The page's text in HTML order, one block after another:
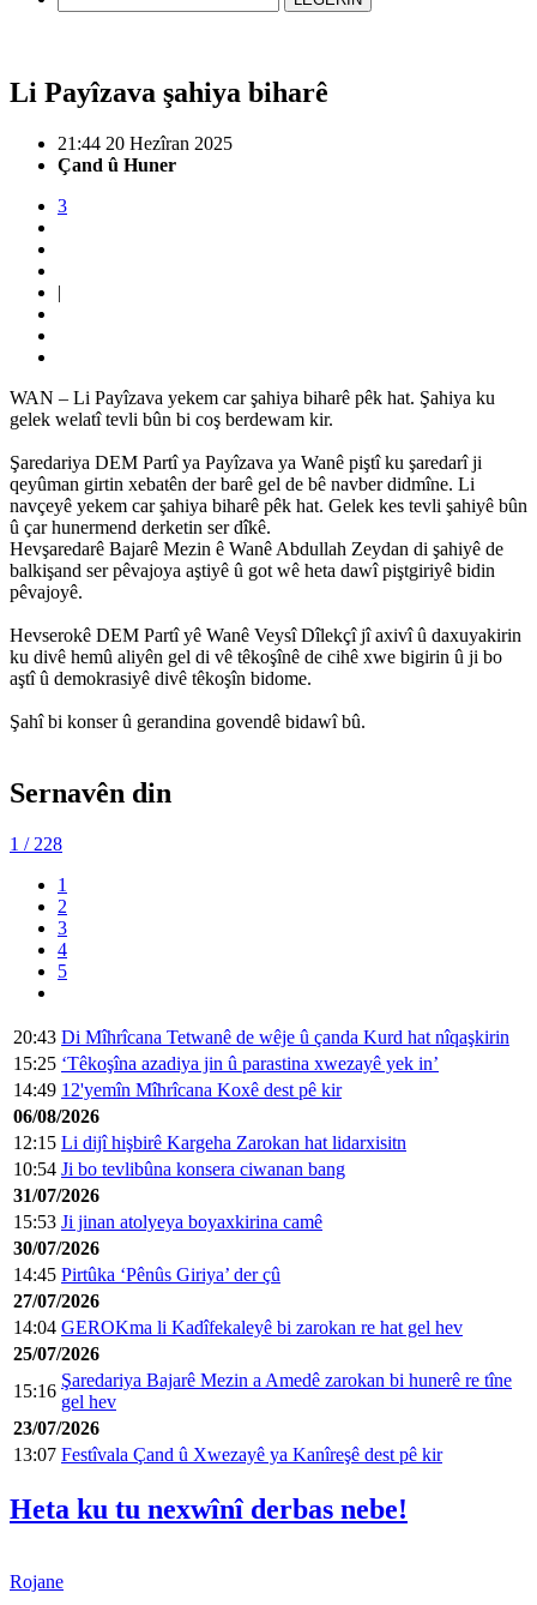
Li Payîzava şahiya biharê
21:44 20 Hezîran 2025
Çand û Huner
3
|
WAN – Li Payîzava yekem car şahiya biharê pêk hat. Şahiya ku
gelek welatî tevli bûn bi coş berdewam kir.
Şaredariya DEM Partî ya Payîzava ya Wanê piştî ku şaredarî ji
qeyûman girtin xebatên der barê gel de bê navber didmîne. Li
navçeyê yekem car şahiya biharê pêk hat. Gelek kes tevli şahiyê bûn
û çar hunermend derketin ser dîkê.
Hevşaredarê Bajarê Mezin ê Wanê Abdullah Zeydan di şahiyê de
balkişand ser pêvajoya aştiyê û got wê heta dawî piştgiriyê bidin
pêvajoyê.
Hevserokê DEM Partî yê Wanê Veysî Dîlekçî jî axivî û daxuyakirin
ku divê hemû aliyên gel di vê têkoşînê de cihê xwe bigirin û ji bo
aştî û demokrasiyê divê têkoşîn bidome.
Şahî bi konser û gerandina govendê bidawî bû.
Sernavên din
1 / 228
1
2
3
4
5
20:43 Di Mîhrîcana Tetwanê de wêje û çanda Kurd hat nîqaşkirin
15:25 ‘Têkoşîna azadiya jin û parastina xwezayê yek in’
14:49 12'yemîn Mîhrîcana Koxê dest pê kir
06/08/2026
12:15 Li dijî hişbirê Kargeha Zarokan hat lidarxisitn
10:54 Ji bo tevlibûna konsera ciwanan bang
31/07/2026
15:53 Ji jinan atolyeya boyaxkirina camê
30/07/2026
14:45 Pirtûka ‘Pênûs Giriya’ der çû
27/07/2026
14:04 GEROKma li Kadîfekaleyê bi zarokan re hat gel hev
25/07/2026
15:16
Şaredariya Bajarê Mezin a Amedê zarokan bi hunerê re tîne
gel hev
23/07/2026
13:07 Festîvala Çand û Xwezayê ya Kanîreşê dest pê kir
Heta ku tu nexwînî derbas nebe!
Rojane